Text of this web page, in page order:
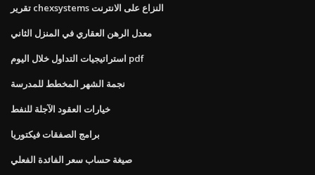
تقرير chexsystems النزاع على الانترنت
معدل الرهن العقاري في المنزل الثاني
استراتيجيات التداول خلال اليوم pdf
نجمة الشهر المخطط للمدرسة
خيارات العقود الآجلة للنفط
برامج الصفقات فيكتوريا
صيغة حساب سعر الفائدة الفعلي